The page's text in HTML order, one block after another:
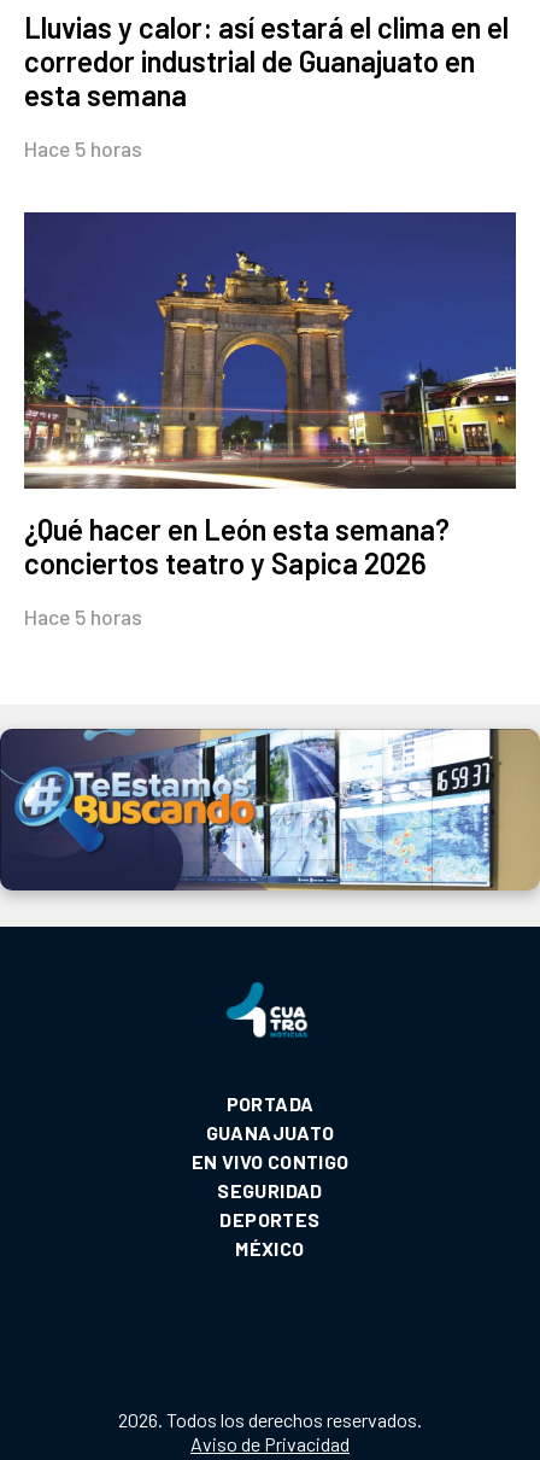
Lluvias y calor: así estará el clima en el
corredor industrial de Guanajuato en
esta semana
Hace 5 horas
¿Qué hacer en León esta semana?
conciertos teatro y Sapica 2026
Hace 5 horas
PORTADA
GUANAJUATO
EN VIVO CONTIGO
SEGURIDAD
DEPORTES
MÉXICO
2026. Todos los derechos reservados.
Aviso de Privacidad